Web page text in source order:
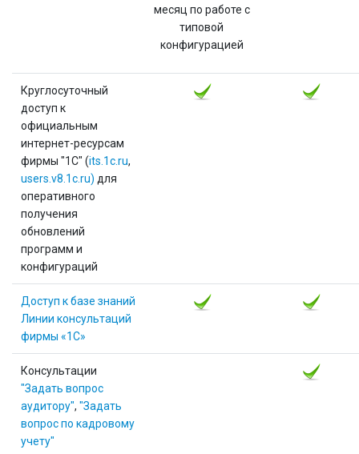
месяц по работе с
типовой
конфигурацией
Круглосуточный
доступ к
официальным
интернет-ресурсам
фирмы "1С" (its.1c.ru,
users.v8.1c.ru) для
оперативного
получения
обновлений
программ и
конфигураций
Доступ к базе знаний
Линии консультаций
фирмы «1С»
Консультации
"Задать вопрос
аудитору", "Задать
вопрос по кадровому
учету"